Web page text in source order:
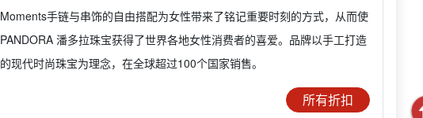
Moments手链与串饰的自由搭配为女性带来了铭记重要时刻的方式，从而使
PANDORA 潘多拉珠宝获得了世界各地女性消费者的喜爱。品牌以手工打造
的现代时尚珠宝为理念，在全球超过100个国家销售。
所有折扣